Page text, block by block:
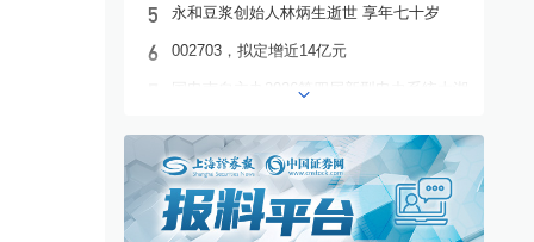
5 永和豆浆创始人林炳生逝世 享年七十岁
6 002703，拟定增近14亿元
国电南自主办2026第四届新型电力系统太湖
各美其美，美美与共
9
幸福蓝海上市十周年系列活动启幕 携手滴
滴出行发起跨界联动